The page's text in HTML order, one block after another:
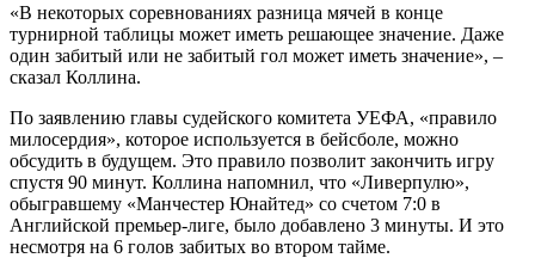
«В некоторых соревнованиях разница мячей в конце
турнирной таблицы может иметь решающее значение. Даже
один забитый или не забитый гол может иметь значение», –
сказал Коллина.
По заявлению главы судейского комитета УЕФА, «правило
милосердия», которое используется в бейсболе, можно
обсудить в будущем. Это правило позволит закончить игру
спустя 90 минут. Коллина напомнил, что «Ливерпулю»,
обыгравшему «Манчестер Юнайтед» со счетом 7:0 в
Английской премьер-лиге, было добавлено 3 минуты. И это
несмотря на 6 голов забитых во втором тайме.